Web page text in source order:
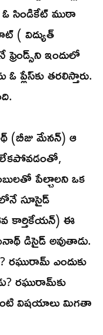
సిండికేట్‌ ముఠా
( విద్యుత్‌
ఇందులో
ప్లేస్‌కు తరలిస్తారు.
(బీజు మేనన్‌) ఆ
పేల్చాలని ఒక
సూసైడ్‌
కార్తికేయన్‌) ఈ
డిసైడ్‌ అవుతాడు.
ఎందుకు
రఘురామ్‌కు
విషయాలు మిగతా